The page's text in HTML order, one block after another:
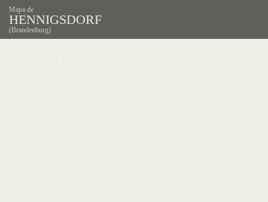
Mapa de
HENNIGSDORF
(Brandenburg)